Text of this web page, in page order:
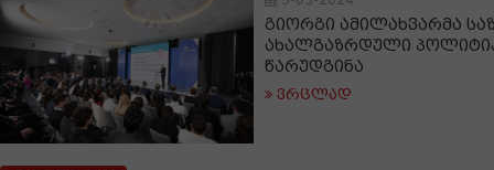
გიორგი ამილახვარმა
ახალგაზრდული
წარუდგინა
ვრცლად